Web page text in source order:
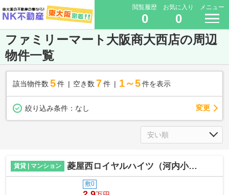
閲覧履歴
0
お気に入り
0
メニュー
ファミリーマート大阪商大西店の周辺
物件一覧
該当物件数 5件 空き数 7 件 1～5 件を表示
絞り込み条件： なし 変更
賃貸 | マンション 菱屋西ロイヤルハイツ（河内小阪賃貸）
敷0